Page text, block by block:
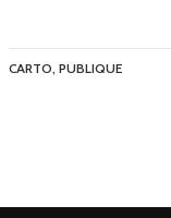
CARTO, PUBLIQUE